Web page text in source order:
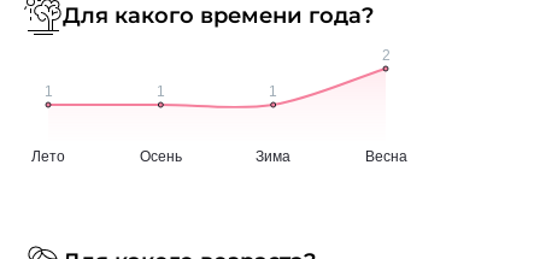
Для какого времени года?